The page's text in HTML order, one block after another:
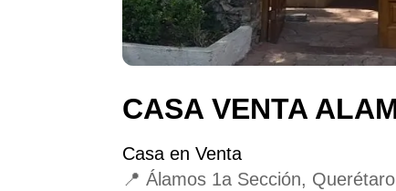
CASA VENTA
Casa en Venta
📍 Álamos 1a Sección,